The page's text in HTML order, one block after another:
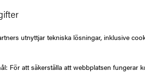
utnyttjar tekniska lösningar, inklusive
För att säkerställa att webbplatsen fungerar
VÄRDE